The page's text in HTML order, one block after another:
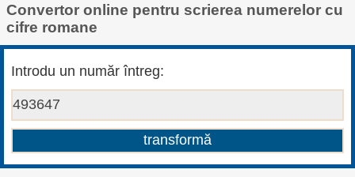
Convertor online pentru scrierea numerelor cu
cifre romane
Introdu un număr întreg: